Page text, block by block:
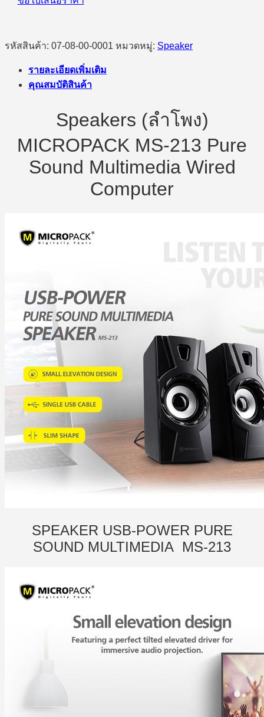
รหัสสินค้า: 07-08-00-0001 หมวดหมู่: Speaker
รายละเอียดเพิ่มเติม
คุณสมบัติสินค้า
Speakers (ลำโพง)
MICROPACK MS-213 Pure
Sound Multimedia Wired
Computer
SPEAKER USB-POWER PURE
SOUND MULTIMEDIA MS-213